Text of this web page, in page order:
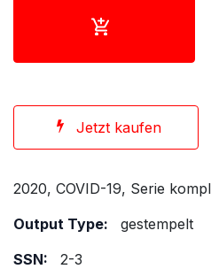
Jetzt kaufen
2020, COVID-19, Serie
Output Type:
gestempelt
SSN:
2-3